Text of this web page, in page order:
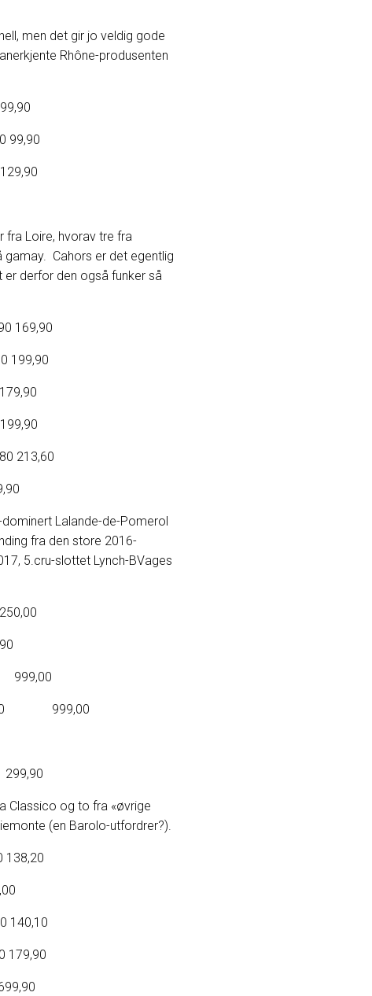
men det gir jo veldig gode
Rhône-produsenten
fra Loire, hvorav tre fra
gamay. Cahors er det egentlig
er derfor den også funker så
Lalande-de-Pomerol
fra den store 2016-
5.cru-slottet Lynch-BVages
999,00
Classico og to fra «øvrige
(en Barolo-utfordrer?).